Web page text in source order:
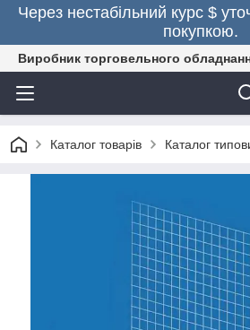
Через нестабільний курс $
покупкою.
Виробник торговельного
Каталог товарів Каталог